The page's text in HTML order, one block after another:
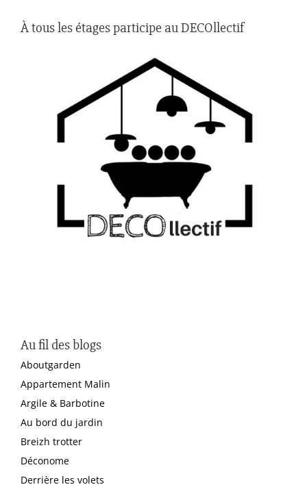
À tous les étages participe au DECOllectif
Au fil des blogs
Aboutgarden
Appartement Malin
Argile & Barbotine
Au bord du jardin
Breizh trotter
Déconome
Derrière les volets